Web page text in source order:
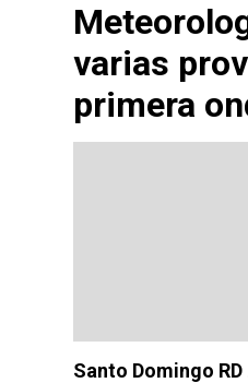
varias
primera
Santo Domingo RD